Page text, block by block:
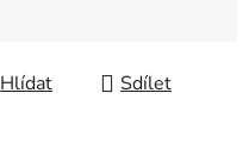
Hlídat Sdílet